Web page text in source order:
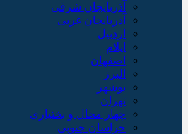
آذربایجان شرقی
آذربایجان غربی
اردبیل
ایلام
اصفهان
البرز
بوشهر
تهران
چهار محال و بختیاری
خراسان جنوبی